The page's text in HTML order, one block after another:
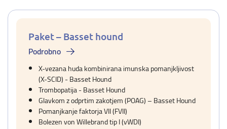
Paket – Basset hound
Podrobno
X-vezana huda kombinirana imunska pomanjkljivost
(X-SCID) - Basset Hound
Trombopatija - Basset Hound
Glavkom z odprtim zakotjem (POAG) – Basset Hound
Pomanjkanje faktorja VII (FVII)
Bolezen von Willebrand tip I (vWDI)